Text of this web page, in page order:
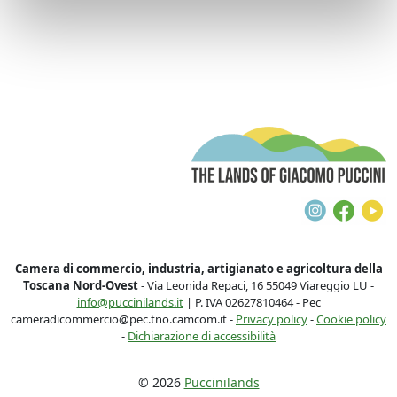
Camera di commercio, industria, artigianato e agricoltura della
Toscana Nord-Ovest- Via Leonida Repaci, 16 55049 Viareggio LU -
info@puccinilands.it| P. IVA 02627810464 - Pec
cameradicommercio@pec.tno.camcom.it - Privacy policy-Cookie policy
- Dichiarazione di accessibilità
© 2026 Puccinilands